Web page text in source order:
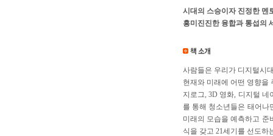
시대의 스승이자 진정한 멘
흥미진진한 융합과 통섭의
사람들은 우리가 디지털시
현재와 미래에 어떤 영향을
지로그, 3D 영화, 디지털
를 통해 청소년들은 태어
미래의 모습을 예측하고
식을 갖고 21세기를 선도하